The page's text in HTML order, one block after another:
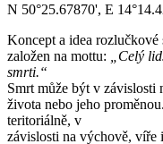
N 50°25.67870', E
Koncept a idea
založen na mottu:
„Celý
smrti.“
Smrt může být v závislosti
života nebo jeho
teritoriálně, v
závislosti na výchově,